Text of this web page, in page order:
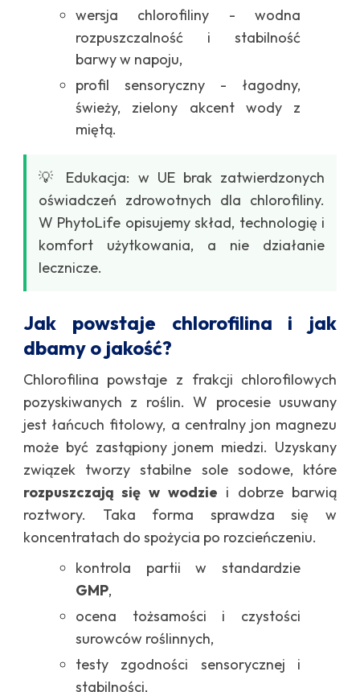
wersja chlorofiliny - wodna
rozpuszczalność i stabilność
barwy w napoju,
profil sensoryczny - łagodny,
świeży, zielony akcent wody z
miętą.
💡 Edukacja: w UE brak zatwierdzonych
oświadczeń zdrowotnych dla chlorofiliny.
W PhytoLife opisujemy skład, technologię i
komfort użytkowania, a nie działanie
lecznicze.
Jak powstaje chlorofilina i jak
dbamy o jakość?
Chlorofilina powstaje z frakcji chlorofilowych
pozyskiwanych z roślin. W procesie usuwany
jest łańcuch fitolowy, a centralny jon magnezu
może być zastąpiony jonem miedzi. Uzyskany
związek tworzy stabilne sole sodowe, które
rozpuszczają się w wodzie i dobrze barwią
roztwory. Taka forma sprawdza się w
koncentratach do spożycia po rozcieńczeniu.
kontrola partii w standardzie
GMP,
ocena tożsamości i czystości
surowców roślinnych,
testy zgodności sensorycznej i
stabilności,